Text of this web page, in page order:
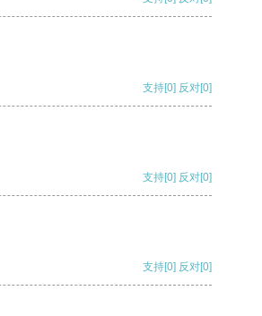
支持[0] 反对[0]
支持[0] 反对[0]
支持[0] 反对[0]